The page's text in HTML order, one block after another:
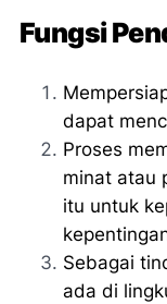
Fungsi
dapat
Proses
minat atau
itu untuk
Sebagai
ada di